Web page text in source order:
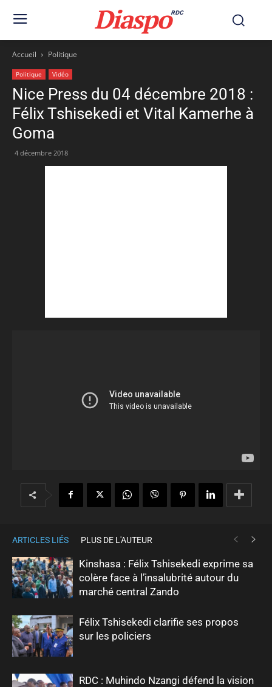
DiaspoRDC
Accueil Politique
Politique Vidéo
Nice Press du 04 décembre 2018 :
Félix Tshisekedi et Vital Kamerhe à
Goma
4 décembre 2018
ARTICLES LIÉS PLUS DE L'AUTEUR
Kinshasa : Félix Tshisekedi exprime sa
colère face à l’insalubrité autour du
marché central Zando
Félix Tshisekedi clarifie ses propos
sur les policiers
RDC : Muhindo Nzangi défend la vision